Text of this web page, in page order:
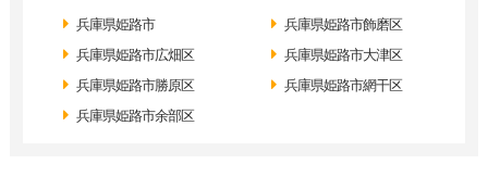
兵庫県姫路市
兵庫県姫路市広畑区
兵庫県姫路市勝原区
兵庫県姫路市余部区
兵庫県姫路市飾磨区
兵庫県姫路市大津区
兵庫県姫路市網干区